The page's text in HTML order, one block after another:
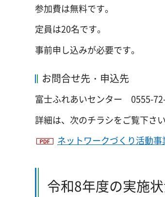
参加費は無料です。
定員は20名です。
事前申し込みが必要です。
お問合せ先・申込先
富士ふれあいセンター 0555-
詳細は、次のチラシをご覧下さい
ネットワークづくり活動事
令和8年度の実施